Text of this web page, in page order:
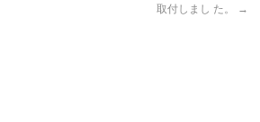
取付しまし た。
→